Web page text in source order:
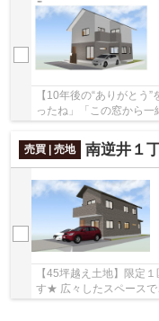
【10年後の“ありがとう
ったね」「この窓から
売買 | 売地
南逆井１
【45坪越え土地】限定
す★ 広々したスペースで